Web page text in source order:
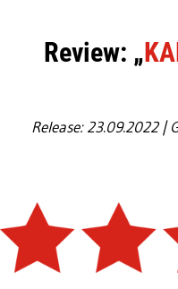
Review: „
Release: 23.09.2022 |